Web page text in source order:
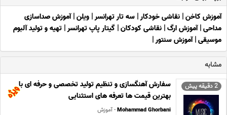
آموزش کاخن| نقاشی خودکار| سه تار تهرانسر| ویلن|آموزش صداسازی
مداحی|آموزش ارگ| نقاشی کودکان| گیتار پاپ تهرانسر| تهیه و تولید آلبوم
موسیقی|آموزش سنتور|
مشابه
2 دقیقه پیش
سفارش آهنگسازی و تنظیم تولید تخصصی و حرفه ای با
بهترین قیمت ها تعرفه های استثنایی
Mohammad Ghorbani- آموزش